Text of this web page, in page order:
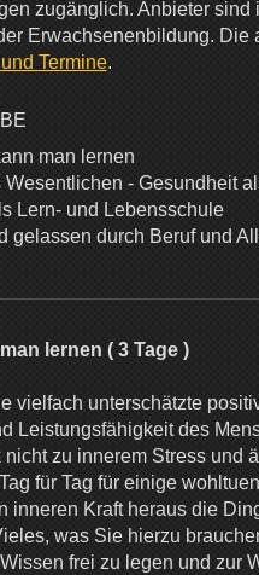
zugänglich. Anbieter
Erwachsenenbildung.
Termine.
man lernen
Wesentlichen - Gesundheit
Lern- und Lebensschule
gelassen durch Beruf und
lernen ( 3 Tage )
vielfach unterschätzte
Leistungsfähigkeit des
zu innerem Stress und
für Tag für einige
inneren Kraft heraus die
was Sie hierzu
frei zu legen und zur